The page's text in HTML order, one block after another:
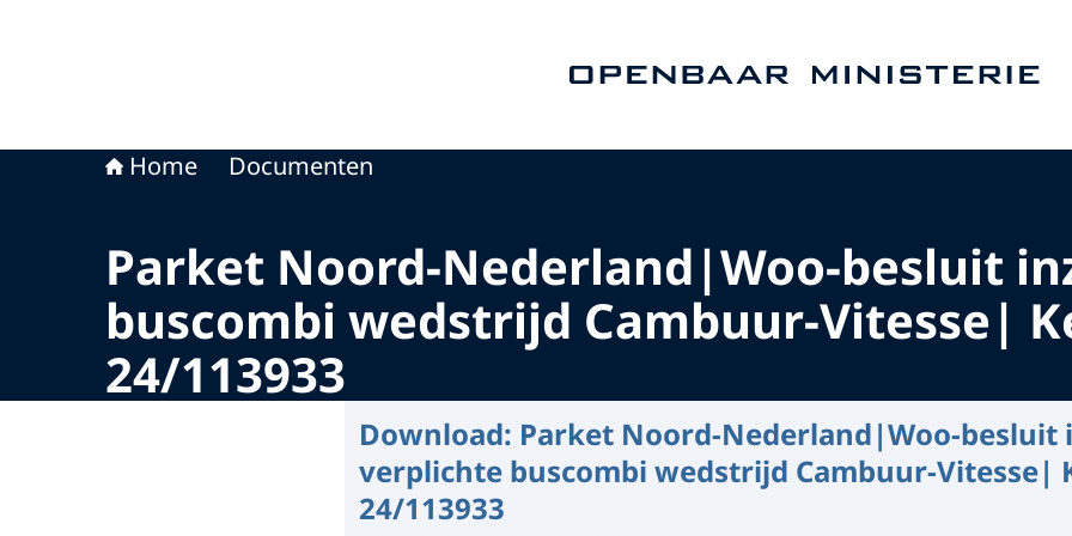
Home Documenten
Parket Noord-Nederland|Woo-besluit
buscombi wedstrijd Cambuur-Vitesse|
24/113933
Download: Parket Noord-Nederland|Woo-besluit
verplichte buscombi wedstrijd Cambuur-Vitesse|
24/113933